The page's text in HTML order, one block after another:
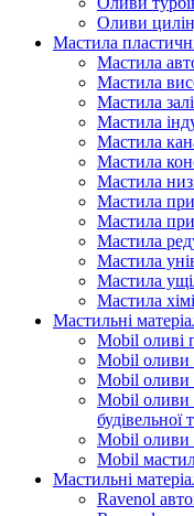
Оливи
Мастила
Мастила
Мастила
Мастила
Мастила
Мастила
Мастила
Мастила
Мастила
Мастила
Мастила
Мастила
Мастила
Мастила
Мастильні
Mobil оливі
Mobil оливи
Mobil оливи
Mobil оливи
будівельної
Mobil оливи
Mobil
Мастильні
Ravenol